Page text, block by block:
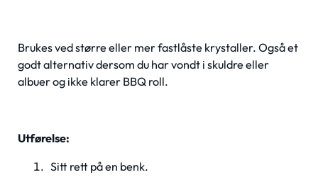
Brukes ved større eller mer fastlåste krystaller. Også et
godt alternativ dersom du har vondt i skuldre eller
albuer og ikke klarer BBQ roll.
Utførelse:
Sitt rett på en benk.